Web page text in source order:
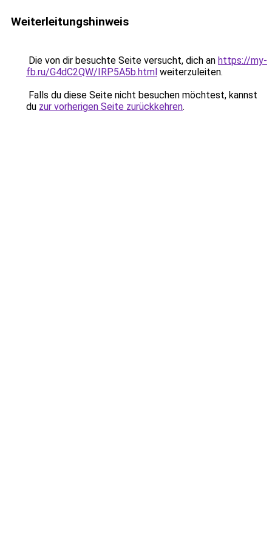
Weiterleitungshinweis
Die von dir besuchte Seite versucht, dich an https://my-
fb.ru/G4dC2QW/IRP5A5b.html weiterzuleiten.
Falls du diese Seite nicht besuchen möchtest, kannst
du zur vorherigen Seite zurückkehren.